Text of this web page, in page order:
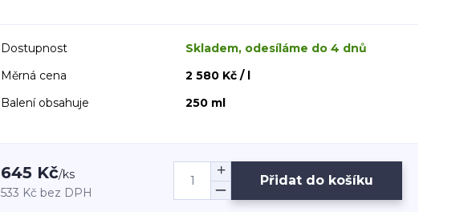
Dostupnost
Skladem, odesíláme do 4 dnů
Měrná cena
2 580 Kč / l
Balení obsahuje
250 ml
645 Kč/ks
533 Kč bez DPH
Přidat do košíku